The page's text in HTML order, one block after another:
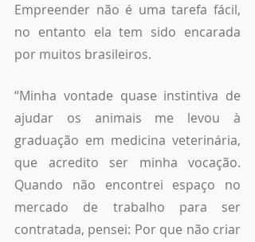
Empreender não é uma tarefa fácil,
no entanto ela tem sido encarada
por muitos brasileiros.
“Minha vontade quase instintiva de
ajudar os animais me levou à
graduação em medicina veterinária,
que acredito ser minha vocação.
Quando não encontrei espaço no
mercado de trabalho para ser
contratada, pensei: Por que não criar